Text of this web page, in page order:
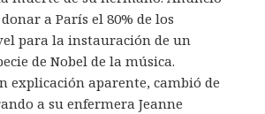
a París el 80% de los
para la instauración de un
de Nobel de la música.
explicación aparente, cambió de
a su enfermera Jeanne